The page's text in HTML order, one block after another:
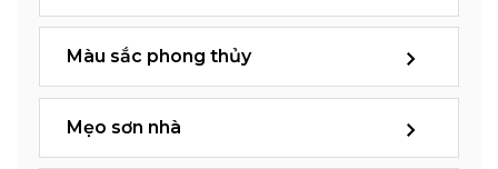
Màu sắc phong thủy
Mẹo sơn nhà